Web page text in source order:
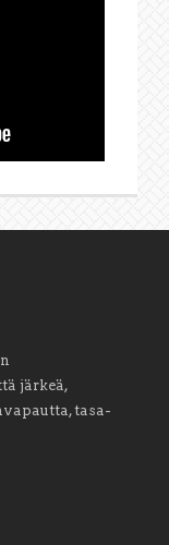
järkeä,
tasa-